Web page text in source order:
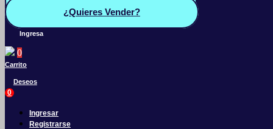
¿Quieres Vender?
Ingresa
0
Carrito
Deseos
0
Ingresar
Registrarse